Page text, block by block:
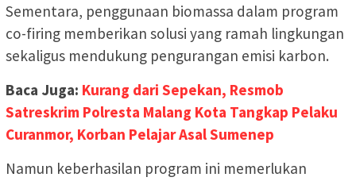
Sementara, penggunaan biomassa dalam program
co-firing memberikan solusi yang ramah lingkungan
sekaligus mendukung pengurangan emisi karbon.
Baca Juga: Kurang dari Sepekan, Resmob
Satreskrim Polresta Malang Kota Tangkap Pelaku
Curanmor, Korban Pelajar Asal Sumenep
Namun keberhasilan program ini memerlukan